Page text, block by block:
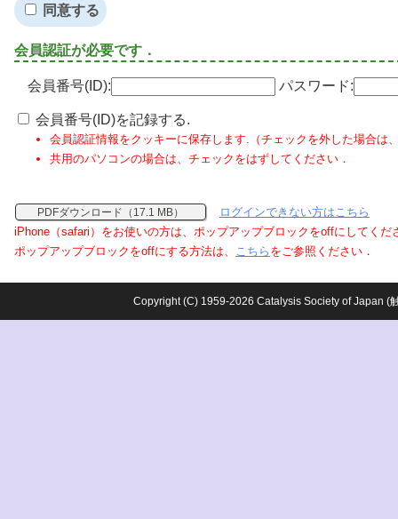
同意する
会員認証が必要です．
会員番号(ID): パスワード:
会員番号(ID)を記録する.
会員認証情報をクッキーに保存します.（チェックを外した場合は
共用のパソコンの場合は、チェックをはずしてください．
PDFダウンロード（17.1 MB）
ログインできない方はこちら
iPhone（safari）をお使いの方は、ポップアップブロックをoffにしてくだ
ポップアップブロックをoffにする方法は、 こちら をご参照ください．
Copyright (C) 1959-2026 Catalysis Society of Japan (